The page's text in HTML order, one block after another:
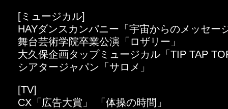
[ミュージカル]
HAYダンスカンパニー「宇宙からのメッセー
舞台芸術学院卒業公演「ロザリー」
大久保企画タップミュージカル「TIP TAP
シアタージャパン「サロメ」
[TV]
CX「広告大賞」 「体操の時間」